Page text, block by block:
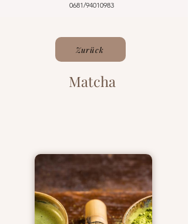
0681/94010983
Zurück
Matcha